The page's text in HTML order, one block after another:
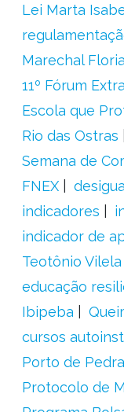
Lei Marta
Marechal
11º Fórum
Escola que
Rio das Ostras
Semana de
FNEX
indicadores
indicador de
Teotônio Vilela
educação
Ibipeba
cursos
Porto de
Protocolo de